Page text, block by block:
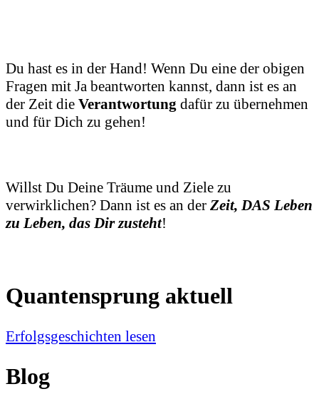
Du hast es in der Hand! Wenn Du eine der obigen
Fragen mit Ja beantworten kannst, dann ist es an
der Zeit die Verantwortung dafür zu übernehmen
und für Dich zu gehen!
Willst Du Deine Träume und Ziele zu
verwirklichen? Dann ist es an der Zeit, DAS Leben
zu Leben, das Dir zusteht!
Quantensprung aktuell
Erfolgsgeschichten lesen
Blog